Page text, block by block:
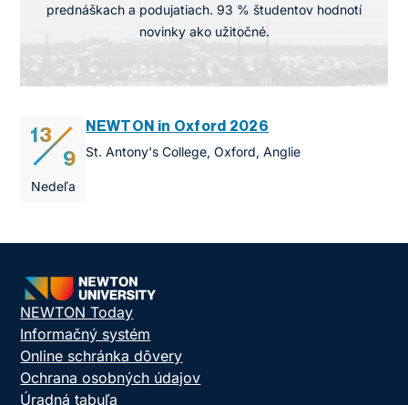
prednáškach a podujatiach. 93 % študentov hodnotí
novinky ako užitočné.
13
9
Nedeľa
NEWTON in Oxford 2026
St. Antony's College, Oxford, Anglie
NEWTON Today
Informačný systém
Online schránka dôvery
Ochrana osobných údajov
Úradná tabuľa